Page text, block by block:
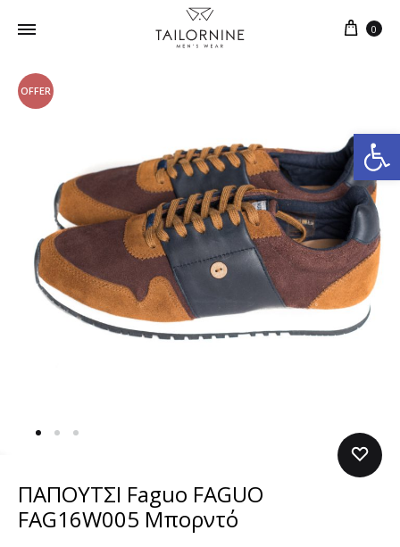
Ανοίξτε τη γραμμή εργαλείων
0
OFFER
ΠΑΠΟΥΤΣΙ Faguo FAGUO
FAG16W005 Μπορντό